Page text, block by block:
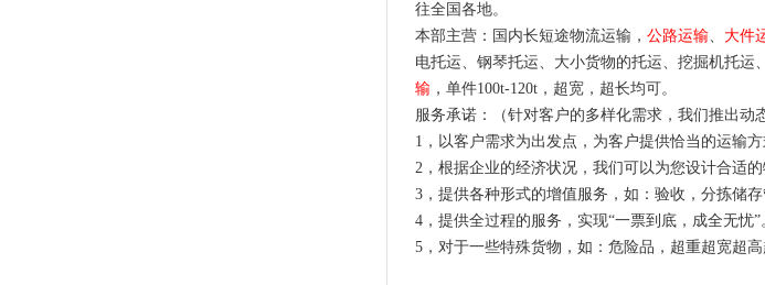
往全国各地。
本部主营：国内长短途物流运输， 公路运输、 大件
电托运、钢琴托运、大小货物的托运、挖掘机托运
输 ，单件100t-120t，超宽，超长均可。
服务承诺：（针对客户的多样化需求，我们推出动
1，以客户需求为出发点，为客户提供恰当的运输
2，根据企业的经济状况，我们可以为您设计合适
3，提供各种形式的增值服务，如：验收，分拣储
4，提供全过程的服务，实现“一票到底，成全无忧
5，对于一些特殊货物，如：危险品，超重超宽超